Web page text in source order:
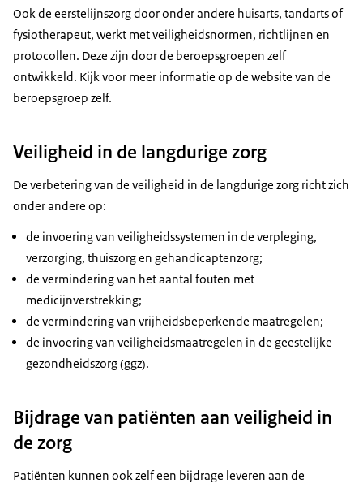
Ook de eerstelijnszorg door onder andere huisarts, tandarts of
fysiotherapeut, werkt met veiligheidsnormen, richtlijnen en
protocollen. Deze zijn door de beroepsgroepen zelf
ontwikkeld. Kijk voor meer informatie op de website van de
beroepsgroep zelf.
Veiligheid in de langdurige zorg
De verbetering van de veiligheid in de langdurige zorg richt zich
onder andere op:
de invoering van veiligheidssystemen in de verpleging,
verzorging, thuiszorg en gehandicaptenzorg;
de vermindering van het aantal fouten met
medicijnverstrekking;
de vermindering van vrijheidsbeperkende maatregelen;
de invoering van veiligheidsmaatregelen in de geestelijke
gezondheidszorg (ggz).
Bijdrage van patiënten aan veiligheid in
de zorg
Patiënten kunnen ook zelf een bijdrage leveren aan de